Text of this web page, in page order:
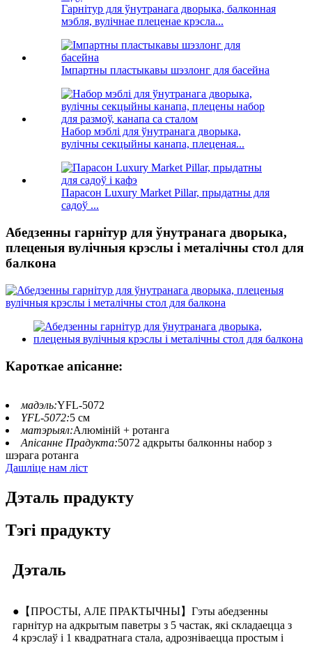
Гарнітур для ўнутранага дворыка, балконная
мэбля, вулічнае плеценае крэсла...
Імпартны пластыкавы шэзлонг для басейна
Набор мэблі для ўнутранага дворыка,
вулічны секцыйны канапа, плеценая...
Парасон Luxury Market Pillar, прыдатны для
садоў ...
Абедзенны гарнітур для ўнутранага дворыка,
плеценыя вулічныя крэслы і металічны стол для
балкона
Кароткае апісанне:
мадэль:YFL-5072
YFL-5072:5 см
матэрыял:Алюміній + ротанга
Апісанне Прадукта:5072 адкрыты балконны набор з
шэрага ротанга
Дашліце нам ліст
Дэталь прадукту
Тэгі прадукту
Дэталь
●【ПРОСТЫ, АЛЕ ПРАКТЫЧНЫ】Гэты абедзенны
гарнітур на адкрытым паветры з 5 частак, які складаецца з
4 крэслаў і 1 квадратнага стала, адрозніваецца простым і